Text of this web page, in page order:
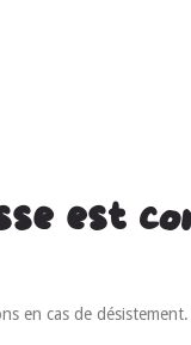
est
en cas de désistement.